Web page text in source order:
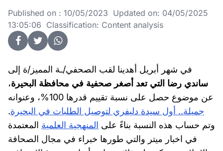
Published on : 10/05/2023 Updated on: 04/05/2025
13:05:06 Classification: Content analysis
في شهر أبريل أهدينا لقب الصحفي/ـة المميز/ة إلى
ساندي رضا التي تعد أصغر صحفية في محافظة البحيرة،
عن موضوع حصل على نسبة تقييم قدرها 100%، وعنوانه
جميلة.. أول سيدة دليفري لتوصيل الطلبات في البحيرة.
وتم حساب هذه النسبة بناءً على المنهجية العلمية المعتمدة
في اخبار ميتر والتي طورها خبراء في مجال الصحافة